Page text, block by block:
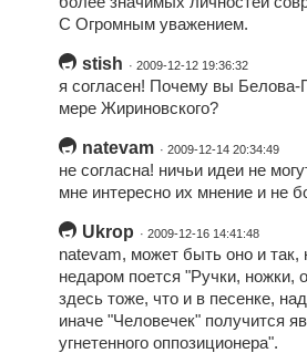
С Огромным уважением.
stish · 2009-12-12 19:36:32
я согласен! Почему вы Белова-
мере Жириновского?
natevam · 2009-12-14 20:34:49
не согласна! ничьи идеи не
мне интересно их мнение и не
Ukrop · 2009-12-16 14:41:48
natevam, может быть оно и
недаром поется "Ручки, ножки,
здесь тоже, что и в песенке,
иначе "Человечек" получится
угнетенного оппозиционера".